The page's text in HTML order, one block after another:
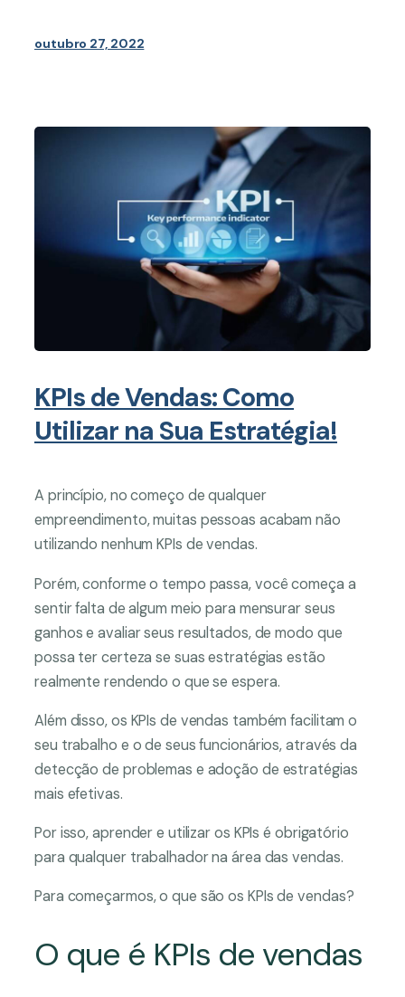
outubro 27, 2022
KPIs de Vendas: Como
Utilizar na Sua Estratégia!
A princípio, no começo de qualquer
empreendimento, muitas pessoas acabam não
utilizando nenhum KPIs de vendas.
Porém, conforme o tempo passa, você começa a
sentir falta de algum meio para mensurar seus
ganhos e avaliar seus resultados, de modo que
possa ter certeza se suas estratégias estão
realmente rendendo o que se espera.
Além disso, os KPIs de vendas também facilitam o
seu trabalho e o de seus funcionários, através da
detecção de problemas e adoção de estratégias
mais efetivas.
Por isso, aprender e utilizar os KPIs é obrigatório
para qualquer trabalhador na área das vendas.
Para começarmos, o que são os KPIs de vendas?
O que é KPIs de vendas